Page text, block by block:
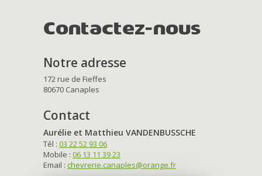
Contactez-nous
Notre adresse
172 rue de Fieffes
80670 Canaples
Contact
Aurélie et Matthieu VANDENBUSSCHE
Tél : 03 22 52 93 06
Mobile : 06 13 11 39 23
Email : chevrerie.canaples@orange.fr